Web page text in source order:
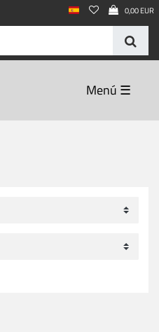
0,00 EUR
☰